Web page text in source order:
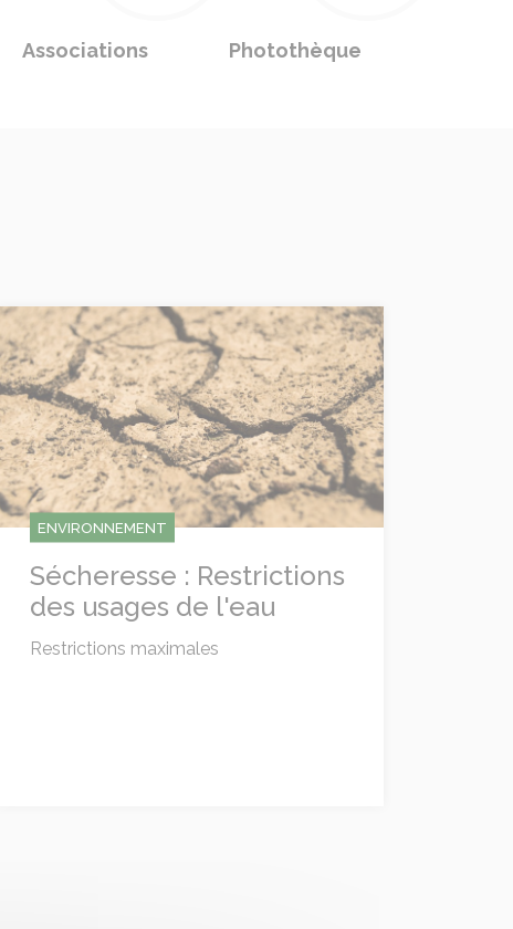
Associations Photothèque
Sécheresse : Restrictions des usages de l'eau
ENVIRONNEMENT
Sécheresse : Restrictions
des usages de l'eau
Restrictions maximales